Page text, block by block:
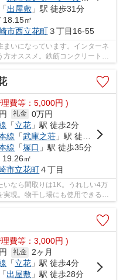
「出屋敷」駅 徒歩31分
18.15㎡
市西立花町３丁目16-55
いになっています。インターネ
オススメ。鉄筋コンクリート構
あります...
費等：5,000円 )
礼金 0万円
「立花 」駅 徒歩2分
線 「武庫之荘 」駅 徒歩20分
線 「塚口 」駅 徒歩35分
㎡
市立花町４丁目
なら間取りは1K。うれしい4万
現。物干し場にも使用できるバ
います。ハ...
費等：3,000円 )
礼金 2ヶ月
「立花 」駅 徒歩4分
「出屋敷 」駅 徒歩28分